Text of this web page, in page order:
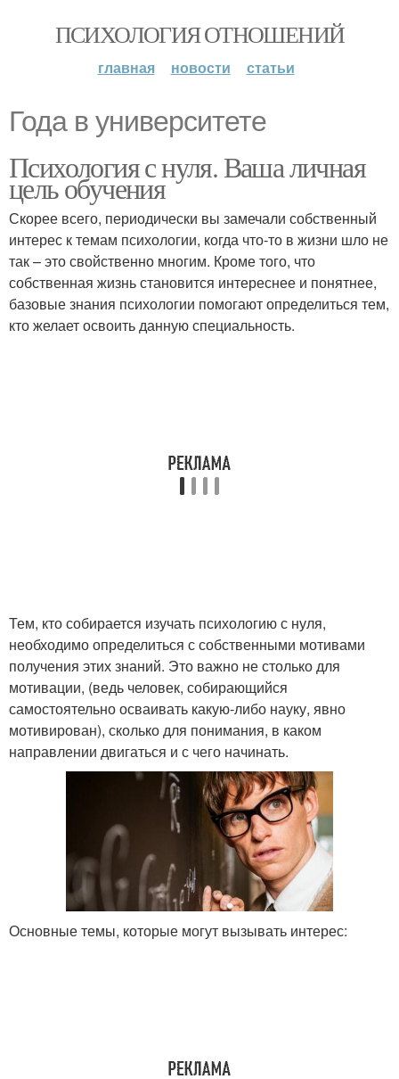
ПСИХОЛОГИЯ ОТНОШЕНИЙ
главная новости статьи
Года в университете
Психология с нуля. Ваша личная
цель обучения
Скорее всего, периодически вы замечали собственный
интерес к темам психологии, когда что-то в жизни шло не
так – это свойственно многим. Кроме того, что
собственная жизнь становится интереснее и понятнее,
базовые знания психологии помогают определиться тем,
кто желает освоить данную специальность.
Тем, кто собирается изучать психологию с нуля,
необходимо определиться с собственными мотивами
получения этих знаний. Это важно не столько для
мотивации, (ведь человек, собирающийся
самостоятельно осваивать какую-либо науку, явно
мотивирован), сколько для понимания, в каком
направлении двигаться и с чего начинать.
Основные темы, которые могут вызывать интерес: